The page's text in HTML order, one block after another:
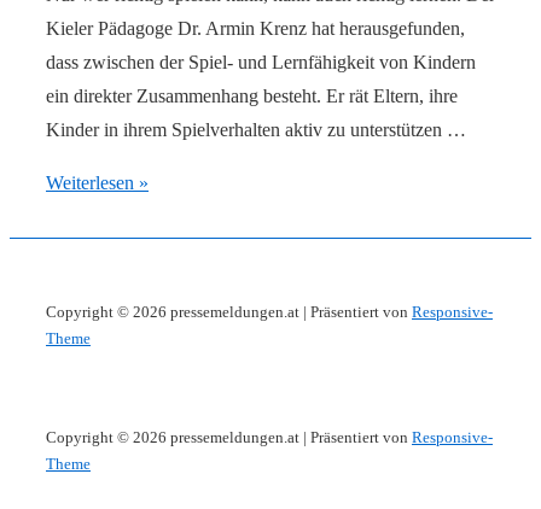
Kieler Pädagoge Dr. Armin Krenz hat herausgefunden,
dass zwischen der Spiel- und Lernfähigkeit von Kindern
ein direkter Zusammenhang besteht. Er rät Eltern, ihre
Kinder in ihrem Spielverhalten aktiv zu unterstützen …
LEGO
spielen
will
Weiterlesen »
Copyright © 2026 pressemeldungen.at | Präsentiert von Responsive-
Theme
Copyright © 2026 pressemeldungen.at | Präsentiert von Responsive-
Theme